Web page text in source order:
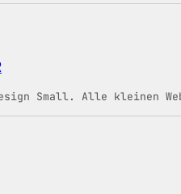
Small. Alle kleinen